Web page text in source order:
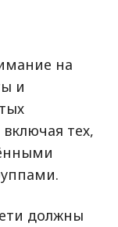
на
и
тех,
должны